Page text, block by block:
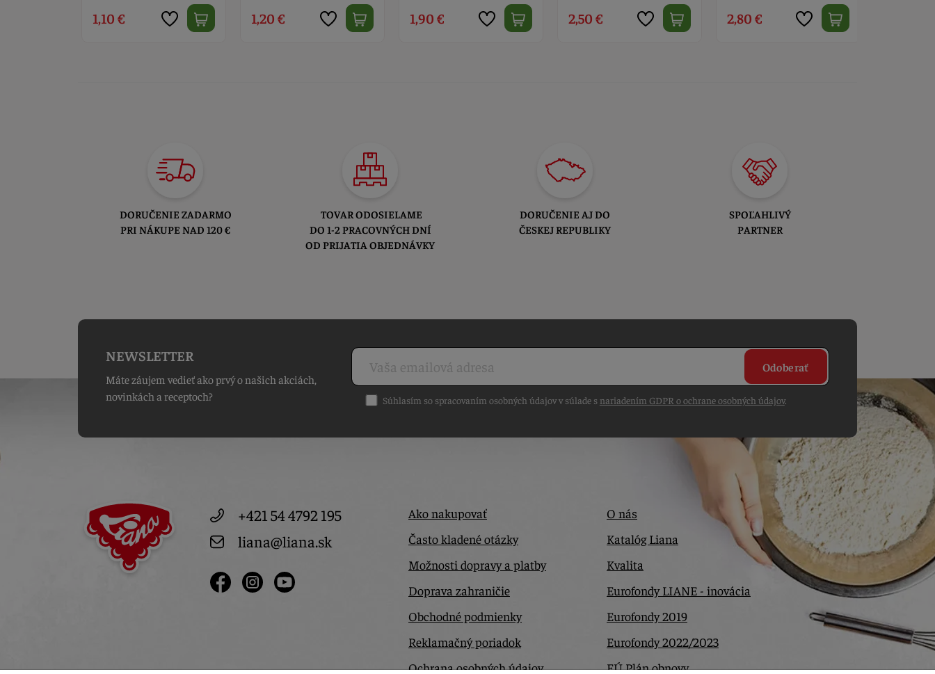
1,20 € 1,90 € 2,50 € 2,80 € 2,90 €
DORUČENIE ZADARMO
PRI NÁKUPE NAD 120 €
TOVAR ODOSIELAME
DO 1-2 PRACOVNÝCH DNÍ
OD PRIJATIA OBJEDNÁVKY
DORUČENIE AJ DO
ČESKEJ REPUBLIKY
SPOĽAHLIVÝ
PARTNER
NEWSLETTER
Máte záujem vedieť ako prvý o našich akciách,
novinkách a receptoch?
Odoberať
Súhlasím so spracovaním osobných údajov v súlade snariadením GDPR o ochrane osobných údajov.
+421 54 4792 195
liana@liana.sk
Ako nakupovať
Často kladené otázky
Možnosti dopravy a platby
Doprava zahraničie
Obchodné podmienky
Reklamačný poriadok
Ochrana osobných údajov
O nás
Katalóg Liana
Kvalita
Eurofondy LIANE - inovácia
Eurofondy 2019
Eurofondy 2022/2023
EÚ Plán obnovy